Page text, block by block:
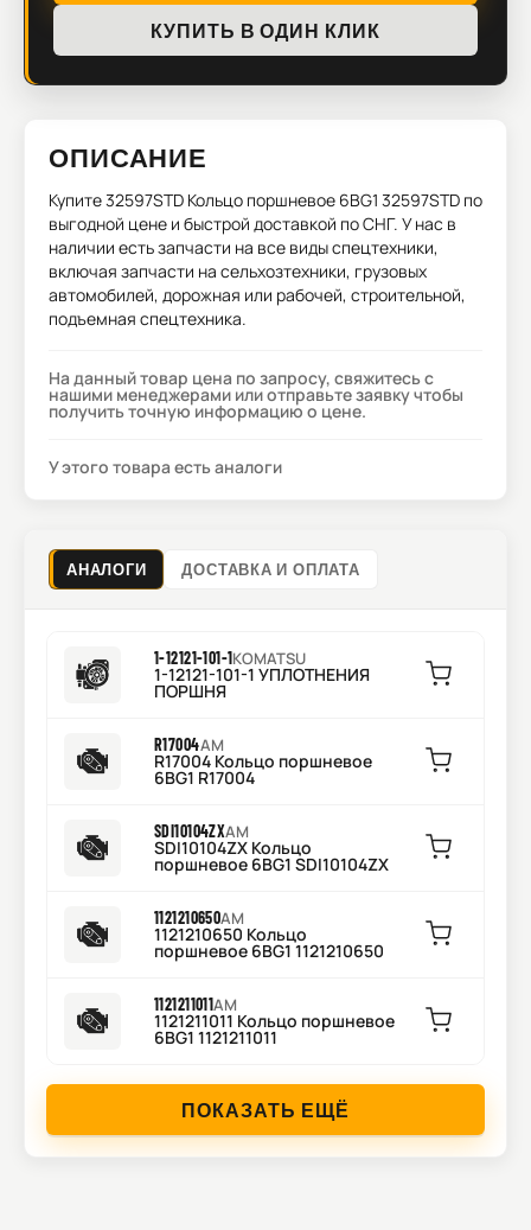
КУПИТЬ В ОДИН КЛИК
ОПИСАНИЕ
Купите32597STD Кольцо поршневое 6BG1 32597STD по
выгодной цене и быстрой доставкой по СНГ. У нас в
наличии есть запчасти на все виды спецтехники,
включая запчасти на сельхозтехники, грузовых
автомобилей, дорожная или рабочей, строительной,
подъемная спецтехника.
На данный товар цена по запросу, свяжитесь с
нашими менеджерами или отправьте заявку чтобы
получить точную информацию о цене.
У этого товара есть аналоги
АНАЛОГИ ДОСТАВКА И ОПЛАТА
1-12121-101-1KOMATSU
1-12121-101-1 УПЛОТНЕНИЯ
ПОРШНЯ
R17004AM
R17004 Кольцо поршневое
6BG1 R17004
SDI10104ZXAM
SDI10104ZX Кольцо
поршневое 6BG1 SDI10104ZX
1121210650AM
1121210650 Кольцо
поршневое 6BG1 1121210650
1121211011AM
1121211011 Кольцо поршневое
6BG1 1121211011
ПОКАЗАТЬ ЕЩЁ